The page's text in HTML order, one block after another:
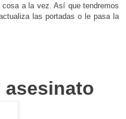
a la vez. Así que tendremos
las portadas o le pasa la
asesinato